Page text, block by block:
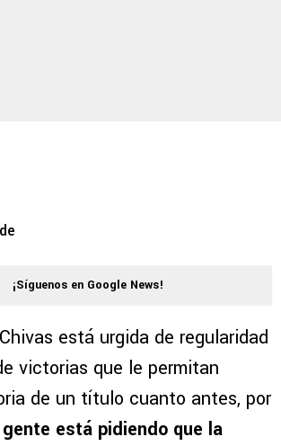
¡Síguenos en Google News!
está urgida de regularidad
victorias que le permitan
de un título cuanto antes, por
está pidiendo que la